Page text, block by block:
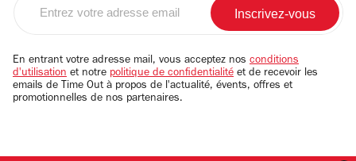
email
En entrant votre adresse mail, vous acceptez nos conditions
d'utilisation et notre politique de confidentialité et de recevoir les
emails de Time Out à propos de l'actualité, évents, offres et
promotionnelles de nos partenaires.